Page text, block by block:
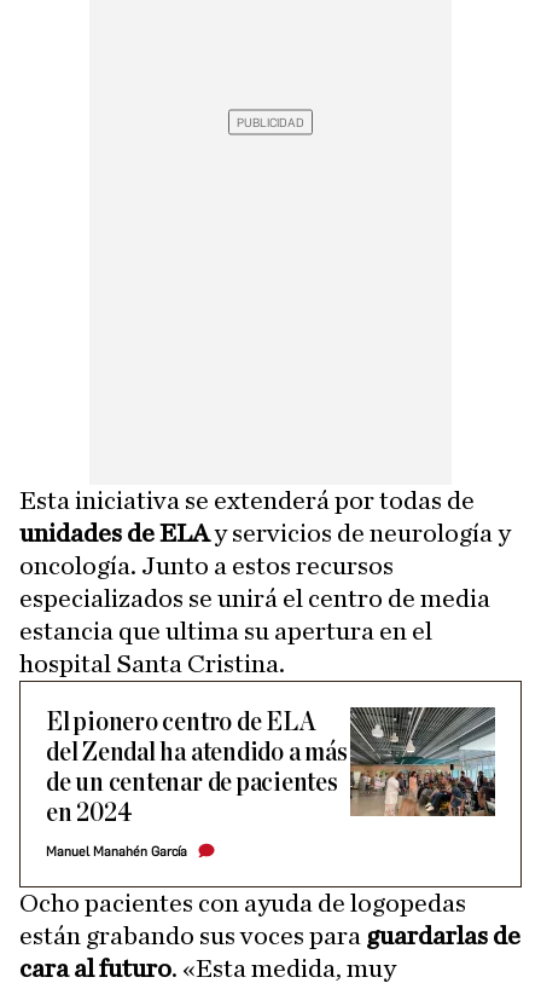
Esta iniciativa se extenderá por todas de
unidades de ELAy servicios de neurología y
oncología. Junto a estos recursos
especializados se unirá el centro de media
estancia que ultima su apertura en el
hospital Santa Cristina.
El pionero centro de ELA
del Zendal ha atendido a más
de un centenar de pacientes
en 2024
Manuel Manahén García
Ocho pacientes con ayuda de logopedas
están grabando sus voces para guardarlas de
cara al futuro. «Esta medida, muy